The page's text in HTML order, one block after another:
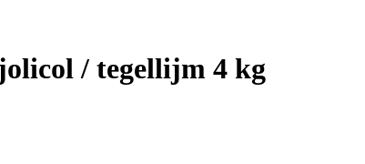
/ tegellijm 4 kg